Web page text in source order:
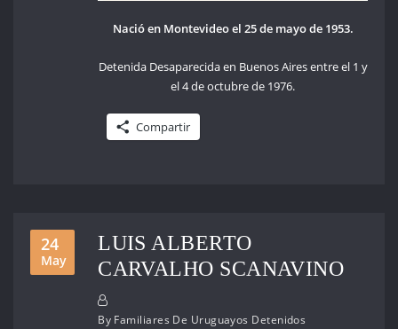
Nació en Montevideo el 25 de mayo de 1953.
Detenida Desaparecida en Buenos Aires entre el 1 y
el 4 de octubre de 1976.
Compartir
24
May
LUIS ALBERTO
CARVALHO SCANAVINO
By Familiares De Uruguayos Detenidos